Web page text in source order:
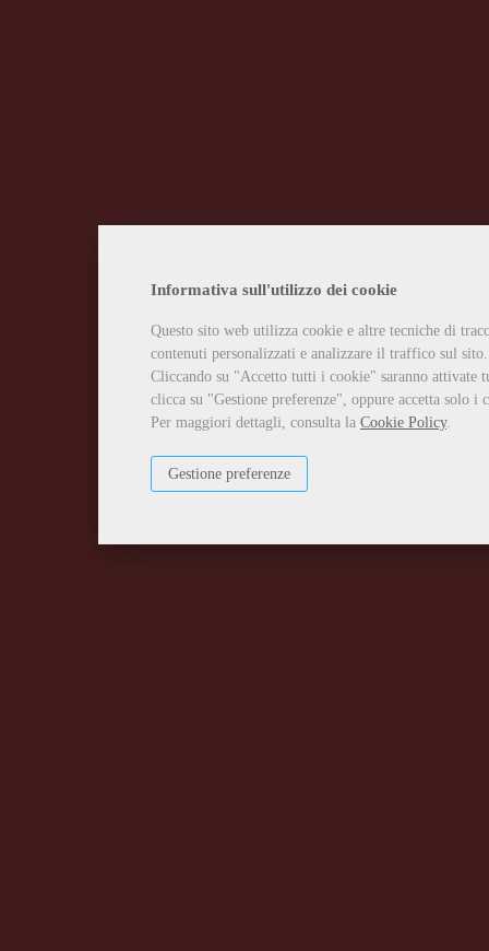
Informativa sull'utilizzo dei cookie
Questo sito web utilizza cookie e altre tecniche di
contenuti personalizzati e analizzare il traffico sul sito.
Cliccando su "Accetto tutti i cookie" saranno attivate
clicca su "Gestione preferenze", oppure accetta solo
Per maggiori dettagli, consulta la Cookie Policy.
Gestione preferenze